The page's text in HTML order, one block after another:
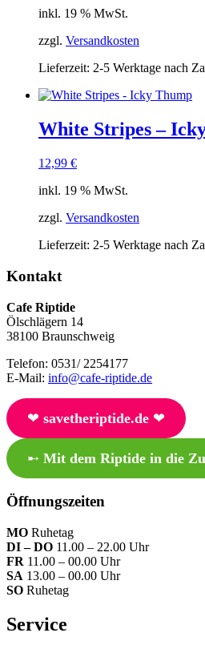
inkl. 19 % MwSt.
zzgl. Versandkosten
Lieferzeit: 2-5 Werktage nach
White Stripes –
12,99 €
inkl. 19 % MwSt.
zzgl. Versandkosten
Lieferzeit: 2-5 Werktage nach
Kontakt
Cafe Riptide
Ölschlägern 14
38100 Braunschweig
Telefon: 0531/ 2254177
E-Mail: info@cafe-riptide.de
❤︎ savetheriptide.de❤︎
➸ Mit dem Riptide in die
Öffnungszeiten
MO Ruhetag
DI – DO 11.00 – 22.00 Uhr
FR 11.00 – 00.00 Uhr
SA 13.00 – 00.00 Uhr
SO Ruhetag
Service